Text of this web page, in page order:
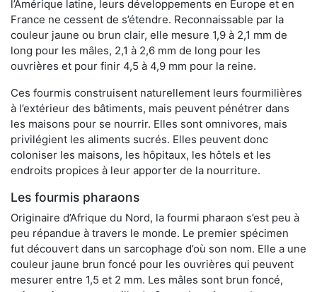
l’Amérique latine, leurs développements en Europe et en
France ne cessent de s’étendre. Reconnaissable par la
couleur jaune ou brun clair, elle mesure 1,9 à 2,1 mm de
long pour les mâles, 2,1 à 2,6 mm de long pour les
ouvrières et pour finir 4,5 à 4,9 mm pour la reine.
Ces fourmis construisent naturellement leurs fourmilières
à l’extérieur des bâtiments, mais peuvent pénétrer dans
les maisons pour se nourrir. Elles sont omnivores, mais
privilégient les aliments sucrés. Elles peuvent donc
coloniser les maisons, les hôpitaux, les hôtels et les
endroits propices à leur apporter de la nourriture.
Les fourmis pharaons
Originaire d’Afrique du Nord, la fourmi pharaon s’est peu à
peu répandue à travers le monde. Le premier spécimen
fut découvert dans un sarcophage d’où son nom. Elle a une
couleur jaune brun foncé pour les ouvrières qui peuvent
mesurer entre 1,5 et 2 mm. Les mâles sont brun foncé,